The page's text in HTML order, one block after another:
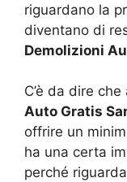
riguardano la
diventano di
Demolizioni
C’è da dire
Auto Gratis
offrire un
ha una certa
perché